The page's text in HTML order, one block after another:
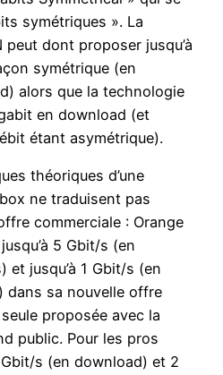
symétriques ». La
peut dont proposer jusqu’à
symétrique (en
alors que la technologie
en download (et
étant asymétrique).
théoriques d’une
ne traduisent pas
commerciale : Orange
5 Gbit/s (en
et jusqu’à 1 Gbit/s (en
dans sa nouvelle offre
proposée avec la
public. Pour les pros
s (en download) et 2